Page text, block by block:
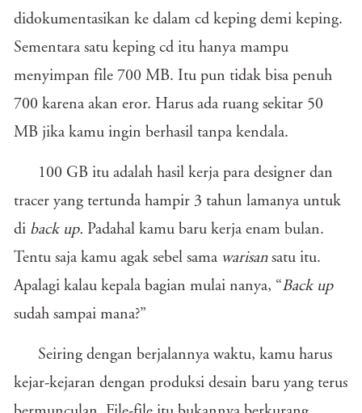
didokumentasikan ke dalam cd keping demi keping.
Sementara satu keping cd itu hanya mampu
menyimpan file 700 MB. Itu pun tidak bisa penuh
700 karena akan eror. Harus ada ruang sekitar 50
MB jika kamu ingin berhasil tanpa kendala.
100 GB itu adalah hasil kerja para designer dan
tracer yang tertunda hampir 3 tahun lamanya untuk
di back up. Padahal kamu baru kerja enam bulan.
Tentu saja kamu agak sebel sama warisansatu itu.
Apalagi kalau kepala bagian mulai nanya, “Back up
sudah sampai mana?”
Seiring dengan berjalannya waktu, kamu harus
kejar-kejaran dengan produksi desain baru yang terus